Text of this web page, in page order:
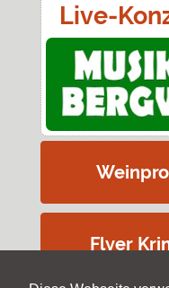
Live-
Flyer